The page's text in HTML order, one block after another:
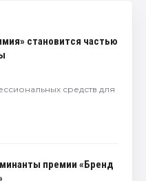
становится частью
средств для
премии «Бренд